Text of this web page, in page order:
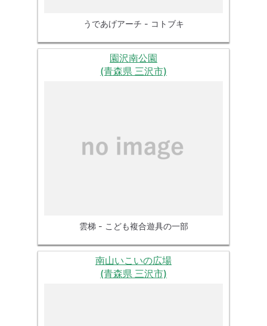
うであげアーチ - コトブキ
園沢南公園
(青森県 三沢市)
雲梯 - こども複合遊具の一部
南山いこいの広場
(青森県 三沢市)